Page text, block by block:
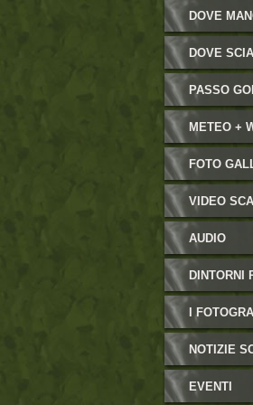
DOVE
DOVE
PASSO
METEO +
FOTO
VIDEO
AUDIO
DINTORNI
I
NOTIZIE
EVENTI